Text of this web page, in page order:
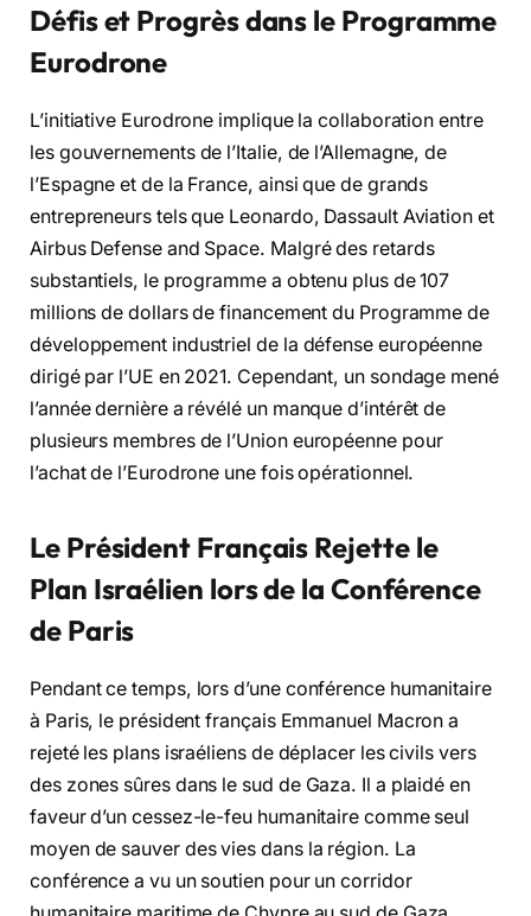
Défis et Progrès dans le Programme
Eurodrone
L’initiative Eurodrone implique la collaboration entre
les gouvernements de l’Italie, de l’Allemagne, de
l’Espagne et de la France, ainsi que de grands
entrepreneurs tels que Leonardo, Dassault Aviation et
Airbus Defense and Space. Malgré des retards
substantiels, le programme a obtenu plus de 107
millions de dollars de financement du Programme de
développement industriel de la défense européenne
dirigé par l’UE en 2021. Cependant, un sondage mené
l’année dernière a révélé un manque d’intérêt de
plusieurs membres de l’Union européenne pour
l’achat de l’Eurodrone une fois opérationnel.
Le Président Français Rejette le
Plan Israélien lors de la Conférence
de Paris
Pendant ce temps, lors d’une conférence humanitaire
à Paris, le président français Emmanuel Macron a
rejeté les plans israéliens de déplacer les civils vers
des zones sûres dans le sud de Gaza. Il a plaidé en
faveur d’un cessez-le-feu humanitaire comme seul
moyen de sauver des vies dans la région. La
conférence a vu un soutien pour un corridor